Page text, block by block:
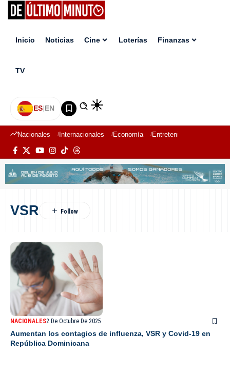
Inicio Noticias Cine Loterías Finanzas
TV
ES|EN
Nacionales Internacionales Economía Entretenimiento
VSR
NACIONALES2 De Octubre De 2025
Aumentan los contagios de influenza, VSR y Covid-19 en
República Dominicana